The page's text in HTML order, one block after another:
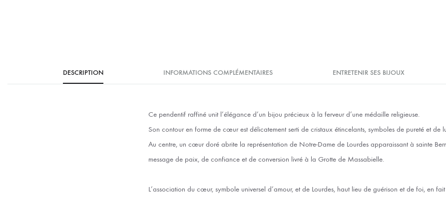
DESCRIPTION INFORMATIONS COMPLÉMENTAIRES ENTRETENIR SES BIJOUX
Ce pendentif raffiné unit l’élégance d’un bijou précieux à la ferveur d’une médaille religieuse.
Son contour en forme de cœur est délicatement serti de cristaux étincelants, symboles de pureté et de
Au centre, un cœur doré abrite la représentation de Notre-Dame de Lourdes apparaissant à sainte
message de paix, de confiance et de conversion livré à la Grotte de Massabielle.
L’association du cœur, symbole universel d’amour, et de Lourdes, haut lieu de guérison et de foi, en